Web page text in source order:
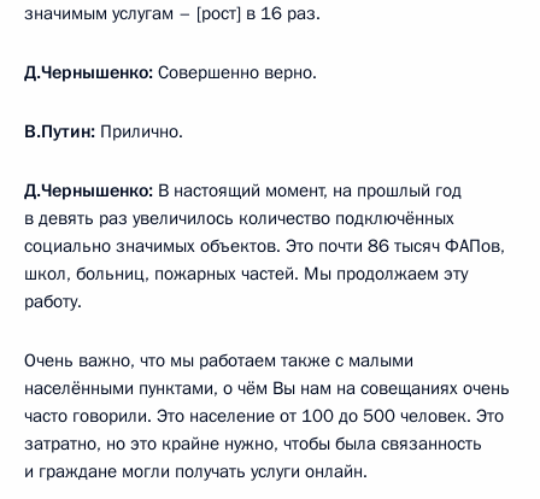
значимым услугам – [рост] в 16 раз.
Д.Чернышенко: Совершенно верно.
В.Путин: Прилично.
Д.Чернышенко: В настоящий момент, на прошлый год
в девять раз увеличилось количество подключённых
социально значимых объектов. Это почти 86 тысяч ФАПов,
школ, больниц, пожарных частей. Мы продолжаем эту
работу.
Очень важно, что мы работаем также с малыми
населёнными пунктами, о чём Вы нам на совещаниях очень
часто говорили. Это население от 100 до 500 человек. Это
затратно, но это крайне нужно, чтобы была связанность
и граждане могли получать услуги онлайн.